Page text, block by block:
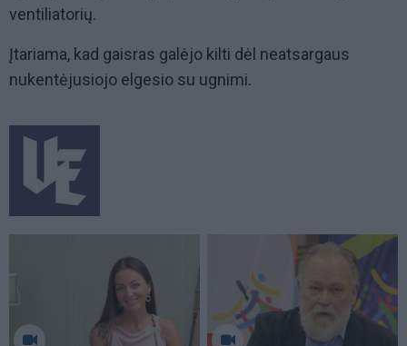
ventiliatorių.
Įtariama, kad gaisras galėjo kilti dėl neatsargaus
nukentėjusiojo elgesio su ugnimi.